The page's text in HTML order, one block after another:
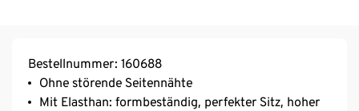
Bestellnummer: 160688
Ohne störende Seitennähte
Mit Elasthan: formbeständig, perfekter Sitz, hoher